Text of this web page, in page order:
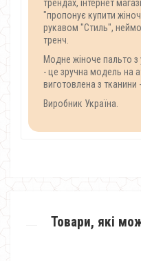
трендах, інтернет
"пропонує купити
рукавом "Стиль",
тренч.
Модне жіноче пальто
- це зручна модель на
виготовлена з тканини
Виробник Україна.
Товари, які